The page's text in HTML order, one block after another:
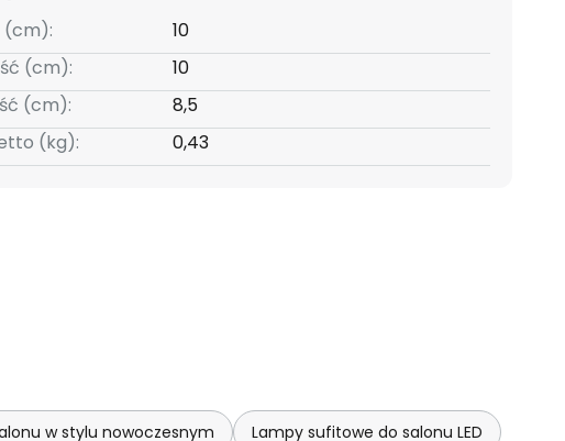
(cm):
10
(cm):
10
(cm):
8,5
(kg):
0,43
w stylu nowoczesnym Lampy sufitowe do salonu LED